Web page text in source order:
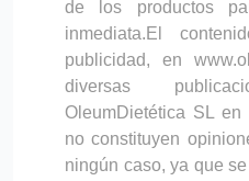
de los productos
inmediata. El
publicidad, en
diversas
OleumDietética SL
no constituyen
ningún caso, ya que